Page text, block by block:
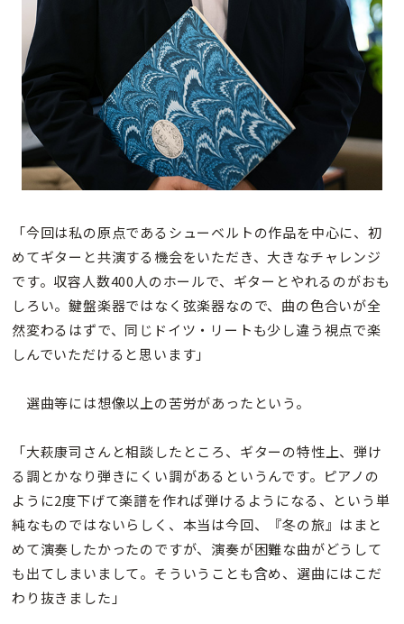
「今回は私の原点であるシューベルトの作品を中心に、初
めてギターと共演する機会をいただき、大きなチャレンジ
です。収容人数400人のホールで、ギターとやれるのがおも
しろい。鍵盤楽器ではなく弦楽器なので、曲の色合いが全
然変わるはずで、同じドイツ・リートも少し違う視点で楽
しんでいただけると思います」
選曲等には想像以上の苦労があったという。
「大萩康司さんと相談したところ、ギターの特性上、弾け
る調とかなり弾きにくい調があるというんです。ピアノの
ように2度下げて楽譜を作れば弾けるようになる、という単
純なものではないらしく、本当は今回、『冬の旅』はまと
めて演奏したかったのですが、演奏が困難な曲がどうして
も出てしまいまして。そういうことも含め、選曲にはこだ
わり抜きました」